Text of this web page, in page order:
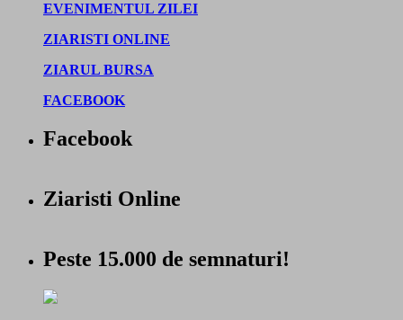
EVENIMENTUL ZILEI
ZIARISTI ONLINE
ZIARUL BURSA
FACEBOOK
Facebook
Ziaristi Online
Peste 15.000 de semnaturi!